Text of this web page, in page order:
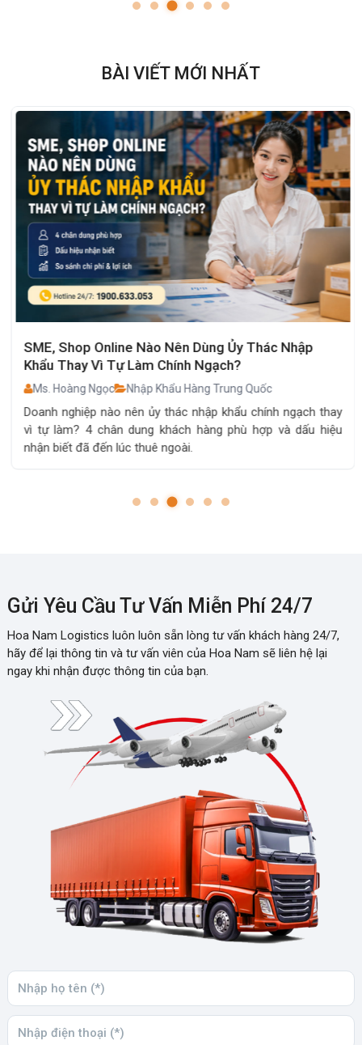
BÀI VIẾT MỚI NHẤT
SME, Shop Online Nào Nên Dùng Ủy Thác Nhập
Khẩu Thay Vì Tự Làm Chính Ngạch?
Ms. Hoàng Ngọc Nhập Khẩu Hàng Trung Quốc
Doanh nghiệp nào nên ủy thác nhập khẩu chính ngạch thay
vì tự làm? 4 chân dung khách hàng phù hợp và dấu hiệu
nhận biết đã đến lúc thuê ngoài.
Gửi Yêu Cầu Tư Vấn Miễn Phí 24/7
Hoa Nam Logistics luôn luôn sẵn lòng tư vấn khách hàng 24/7,
hãy để lại thông tin và tư vấn viên của Hoa Nam sẽ liên hệ lại
ngay khi nhận được thông tin của bạn.